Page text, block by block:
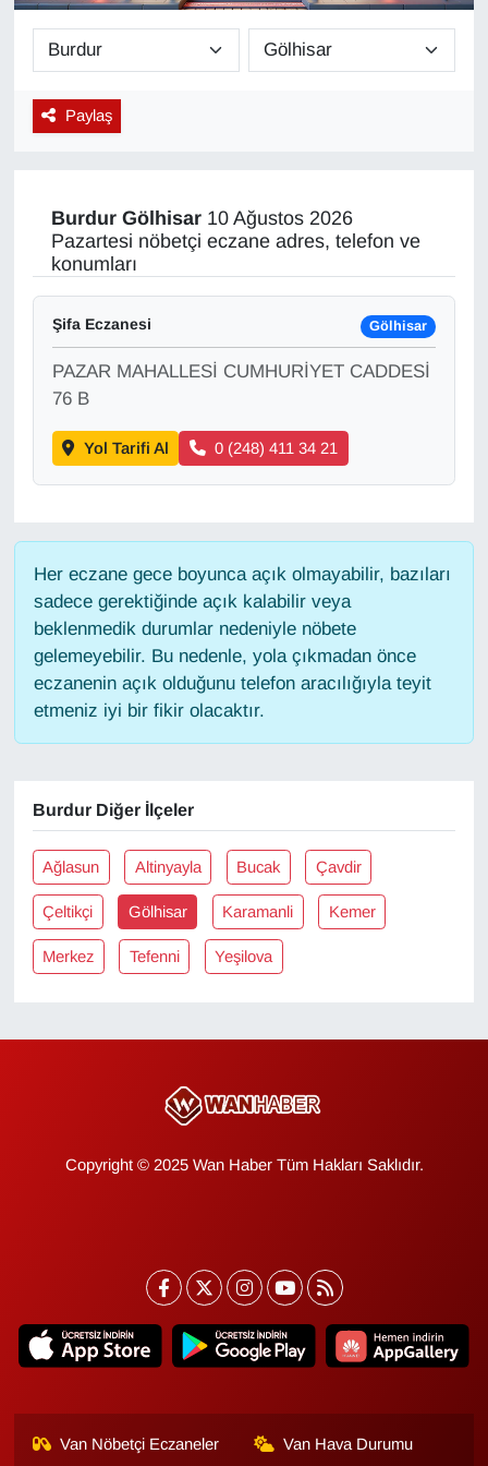
Paylaş
Burdur Gölhisar10 Ağustos 2026
Pazartesi nöbetçi eczane adres, telefon ve
konumları
Şifa Eczanesi Gölhisar
PAZAR MAHALLESİ CUMHURİYET CADDESİ
76 B
Yol Tarifi Al 0 (248) 411 34 21
Her eczane gece boyunca açık olmayabilir, bazıları
sadece gerektiğinde açık kalabilir veya
beklenmedik durumlar nedeniyle nöbete
gelemeyebilir. Bu nedenle, yola çıkmadan önce
eczanenin açık olduğunu telefon aracılığıyla teyit
etmeniz iyi bir fikir olacaktır.
Burdur Diğer İlçeler
Ağlasun Altinyayla Bucak Çavdir
Çeltikçi Gölhisar Karamanli Kemer
Merkez Tefenni Yeşilova
Copyright © 2025 Wan Haber Tüm Hakları Saklıdır.
Van Nöbetçi Eczaneler Van Hava Durumu
Diğer
DÜNYA
EKONOMİ
Eleman
Emlak
En çok konuşulanlar
GENEL
Güncel
Gündem
Haber
HABERDE İNSAN
İngilizce
Kamu Alımları
Kim Kimdir?
Kültür & Sanat
MAGAZİN
SAĞLIK